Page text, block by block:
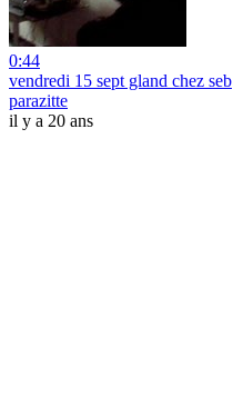
0:44
vendredi 15 sept gland chez seb
parazitte
il y a 20 ans